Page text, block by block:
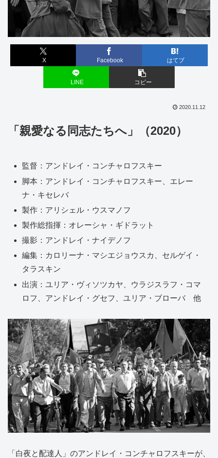
X Facebook はてブ
LINE コピー
2020.11.12
「親愛なる同志たちへ」（2020）
監督：アンドレイ・コンチャロフスキー
脚本：アンドレイ・コンチャロフスキー、エレー
ナ・キセレバ
製作：アリシェル・ウスマノフ
製作総指揮：オレーシャ・ギドラット
撮影：アンドレイ・ナイデノフ
編集：カロリーナ・マシエジョウスカ、セルゲイ・
タラスキン
出演：ユリア・ヴィソツカヤ、ウラジスラフ・コマ
ロフ、アンドレイ・グセフ、ユリア・ブローバ 他
「白夜と配達人」のアンドレイ・コンチャロフスキーが、